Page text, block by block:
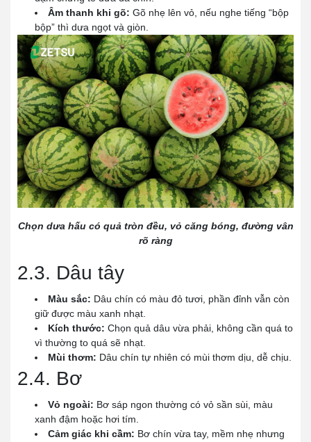
Âm thanh khi gõ: Gõ nhẹ lên vỏ, nếu nghe tiếng “bộp
bộp” thì dưa ngọt và giòn.
Chọn dưa hấu có quả tròn đều, vỏ căng bóng, đường vân
rõ ràng
2.3. Dâu tây
Màu sắc: Dâu chín có màu đỏ tươi, phần đỉnh vẫn còn
giữ được màu xanh nhạt.
Kích thước: Chọn quả dâu vừa phải, không cần quá to
vì thường to quá sẽ nhạt.
Mùi thơm: Dâu chín tự nhiên có mùi thơm dịu, dễ chịu.
2.4. Bơ
Vỏ ngoài: Bơ sáp ngon thường có vỏ sần sùi, màu
xanh đậm hoặc hơi tím.
Cảm giác khi cầm: Bơ chín vừa tay, mềm nhẹ nhưng